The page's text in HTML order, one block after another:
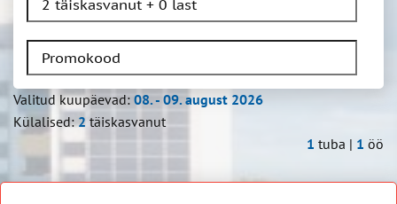
Valitud kuupäevad: 08. - 09. august 2026
Külalised:2 täiskasvanut
1 tuba | 1 öö